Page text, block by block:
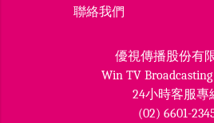
聯絡我們
優視傳播股份有
Win TV Broadcasting
24小時客服專
(02) 6601-